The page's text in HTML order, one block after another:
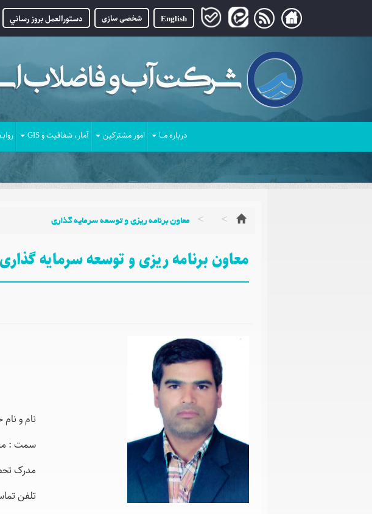
English شخصی سازی دستورالعمل بروز رساني
درباره مــا امور مشترکین آمار، شفافیت و GIS
معاون برنامه ریزی و توسعه سرمایه گذاری
معاون برنامه ریزی و توسعه سرمایه گذاری
نام و
سمت :
مدرک
تلفن تماس : 7-